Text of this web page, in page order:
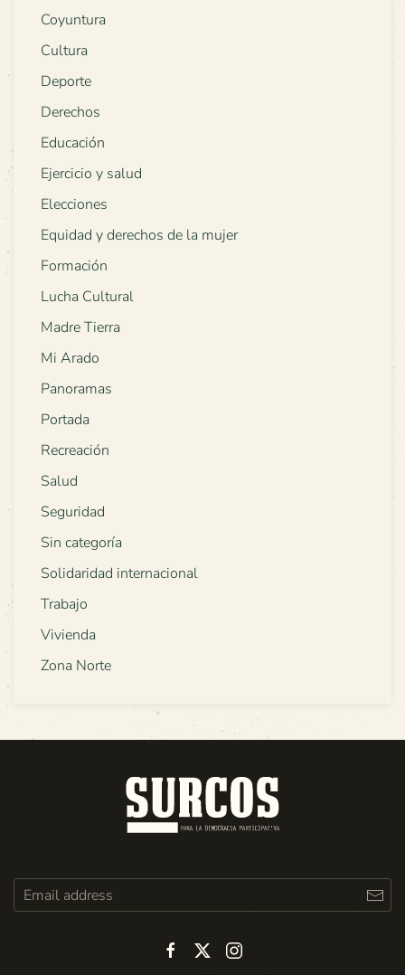
Coyuntura
Cultura
Deporte
Derechos
Educación
Ejercicio y salud
Elecciones
Equidad y derechos de la mujer
Formación
Lucha Cultural
Madre Tierra
Mi Arado
Panoramas
Portada
Recreación
Salud
Seguridad
Sin categoría
Solidaridad internacional
Trabajo
Vivienda
Zona Norte